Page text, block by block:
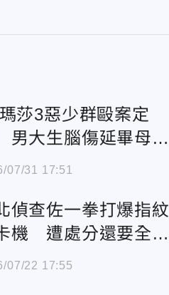
莎3惡少群毆案定
大生腦傷延畢母痛
償拖欠
07/31 17:51
偵查佐一拳打爆指紋
機 遭處分還要全額
07/22 17:55